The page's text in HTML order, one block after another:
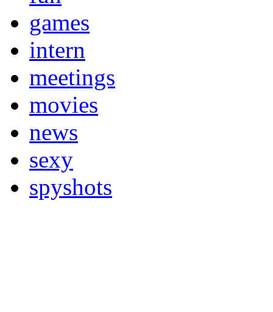
games
intern
meetings
movies
news
sexy
spyshots